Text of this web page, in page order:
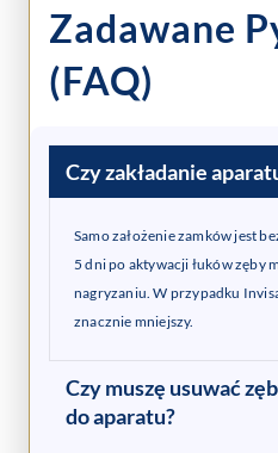
Zadawane
(FAQ)
Czy zakładanie
Samo założenie zamków jest
5 dni po aktywacji łuków zęby
nagryzaniu. W przypadku
znacznie mniejszy.
Czy muszę usuwać
do aparatu?